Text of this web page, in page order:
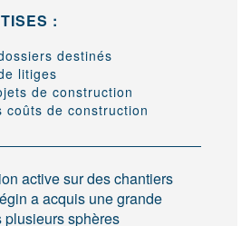
:
destinés
litiges
de construction
coûts de construction
active sur des chantiers
a acquis une grande
sphères